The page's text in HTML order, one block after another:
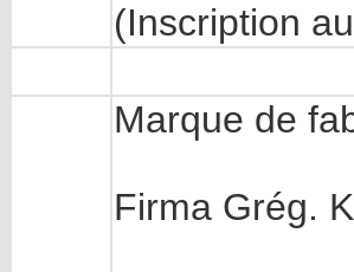
(Inscription
Marque de
Firma Grég.